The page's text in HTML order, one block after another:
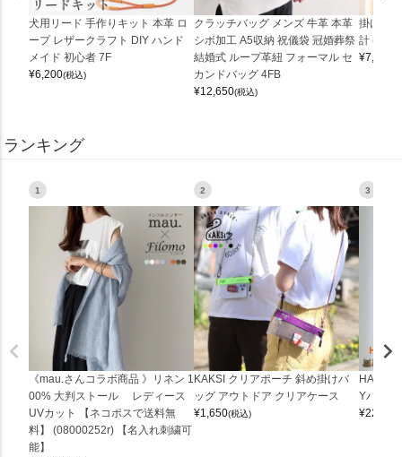
犬用リード 手作りキット 本革 ロ
ープ レザークラフト DIY ハンド
メイド 初心者 7F
¥6,200(税込)
クラッチバッグ メンズ 牛革 本革
シボ加工 A5収納 祝儀袋 冠婚葬祭
結婚式 ループ革紐 フォーマル セ
カンドバッグ 4FB
¥12,650(税込)
掛け時
計
¥7,150
ランキング
1
《mau.さんコラボ商品 》リネン 1
00% 大判ストール レディース
UVカット 【ネコポスで送料無
料】 (08000252r) 【名入れ刺繍可
能】
2
KAKSI クリアポーチ 斜め掛けバ
ッグ アウトドア クリアケース
¥1,650(税込)
3
Yバッグ
¥22,000